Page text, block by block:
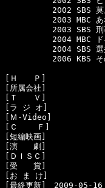
2002 SBS 莫上莫
2003 MBC あなたは
2003 SBS 刑
2004 MBC ドキド
2004 SBS 選択
2006 KBS その女
[Ｈ　　Ｐ]
[所属会社]
[Ｔ　　Ｖ]
[ラ ジ オ]
[Ｍ-Video]
[Ｃ    Ｆ]
[短編映画]
[演　　劇]
[ＤＩＳＣ]
[受　　賞]
[お ま け]